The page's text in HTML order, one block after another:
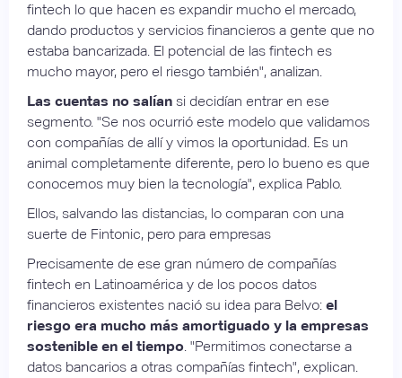
fintech lo que hacen es expandir mucho el mercado,
dando productos y servicios financieros a gente que no
estaba bancarizada. El potencial de las fintech es
mucho mayor, pero el riesgo también", analizan.
Las cuentas no salían si decidían entrar en ese
segmento. "Se nos ocurrió este modelo que validamos
con compañías de allí y vimos la oportunidad. Es un
animal completamente diferente, pero lo bueno es que
conocemos muy bien la tecnología", explica Pablo.
Ellos, salvando las distancias, lo comparan con una
suerte de Fintonic, pero para empresas
Precisamente de ese gran número de compañías
fintech en Latinoamérica y de los pocos datos
financieros existentes nació su idea para Belvo: el
riesgo era mucho más amortiguado y la empresas
sostenible en el tiempo. "Permitimos conectarse a
datos bancarios a otras compañías fintech", explican.